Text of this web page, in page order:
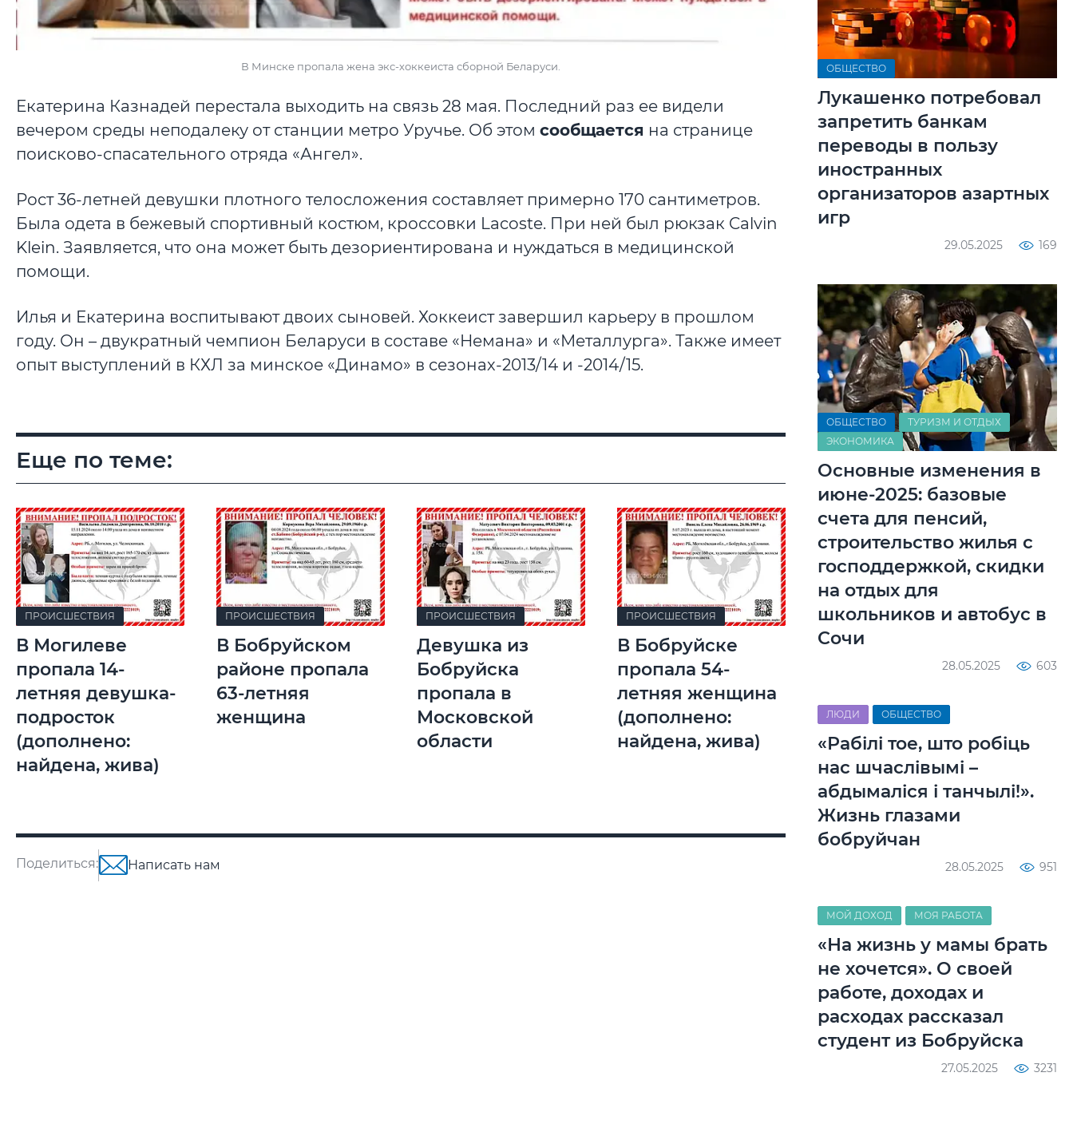
В Минске пропала жена экс-хоккеиста сборной Беларуси.
Екатерина Казнадей перестала выходить на связь 28 мая. Последний раз ее видели
вечером среды неподалеку от станции метро Уручье. Об этом сообщается на странице
поисково-спасательного отряда «Ангел».
Рост 36-летней девушки плотного телосложения составляет примерно 170 сантиметров.
Была одета в бежевый спортивный костюм, кроссовки Lacoste. При ней был рюкзак Calvin
Klein. Заявляется, что она может быть дезориентирована и нуждаться в медицинской
помощи.
Илья и Екатерина воспитывают двоих сыновей. Хоккеист завершил карьеру в прошлом
году. Он – двукратный чемпион Беларуси в составе «Немана» и «Металлурга». Также имеет
опыт выступлений в КХЛ за минское «Динамо» в сезонах-2013/14 и -2014/15.
Еще по теме:
ПРОИСШЕСТВИЯ
В Могилеве
пропала 14-
летняя девушка-
подросток
(дополнено:
найдена, жива)
ПРОИСШЕСТВИЯ
В Бобруйском
районе пропала
63-летняя
женщина
ПРОИСШЕСТВИЯ
Девушка из
Бобруйска
пропала в
Московской
области
ПРОИСШЕСТВИЯ
В Бобруйске
пропала 54-
летняя женщина
(дополнено:
найдена, жива)
Поделиться: Написать нам
ОБЩЕСТВО
Лукашенко потребовал
запретить банкам
переводы в пользу
иностранных
организаторов азартных
игр
29.05.2025 169
ОБЩЕСТВО
ТУРИЗМ И ОТДЫХ
ЭКОНОМИКА
Основные изменения в
июне-2025: базовые
счета для пенсий,
строительство жилья с
господдержкой, скидки
на отдых для
школьников и автобус в
Сочи
28.05.2025 603
ЛЮДИ ОБЩЕСТВО
«Рабілі тое, што робіць
нас шчаслівымі –
абдымаліся і танчылі!».
Жизнь глазами
бобруйчан
28.05.2025 951
МОЙ ДОХОД МОЯ РАБОТА
«На жизнь у мамы брать
не хочется». О своей
работе, доходах и
расходах рассказал
студент из Бобруйска
27.05.2025 3231